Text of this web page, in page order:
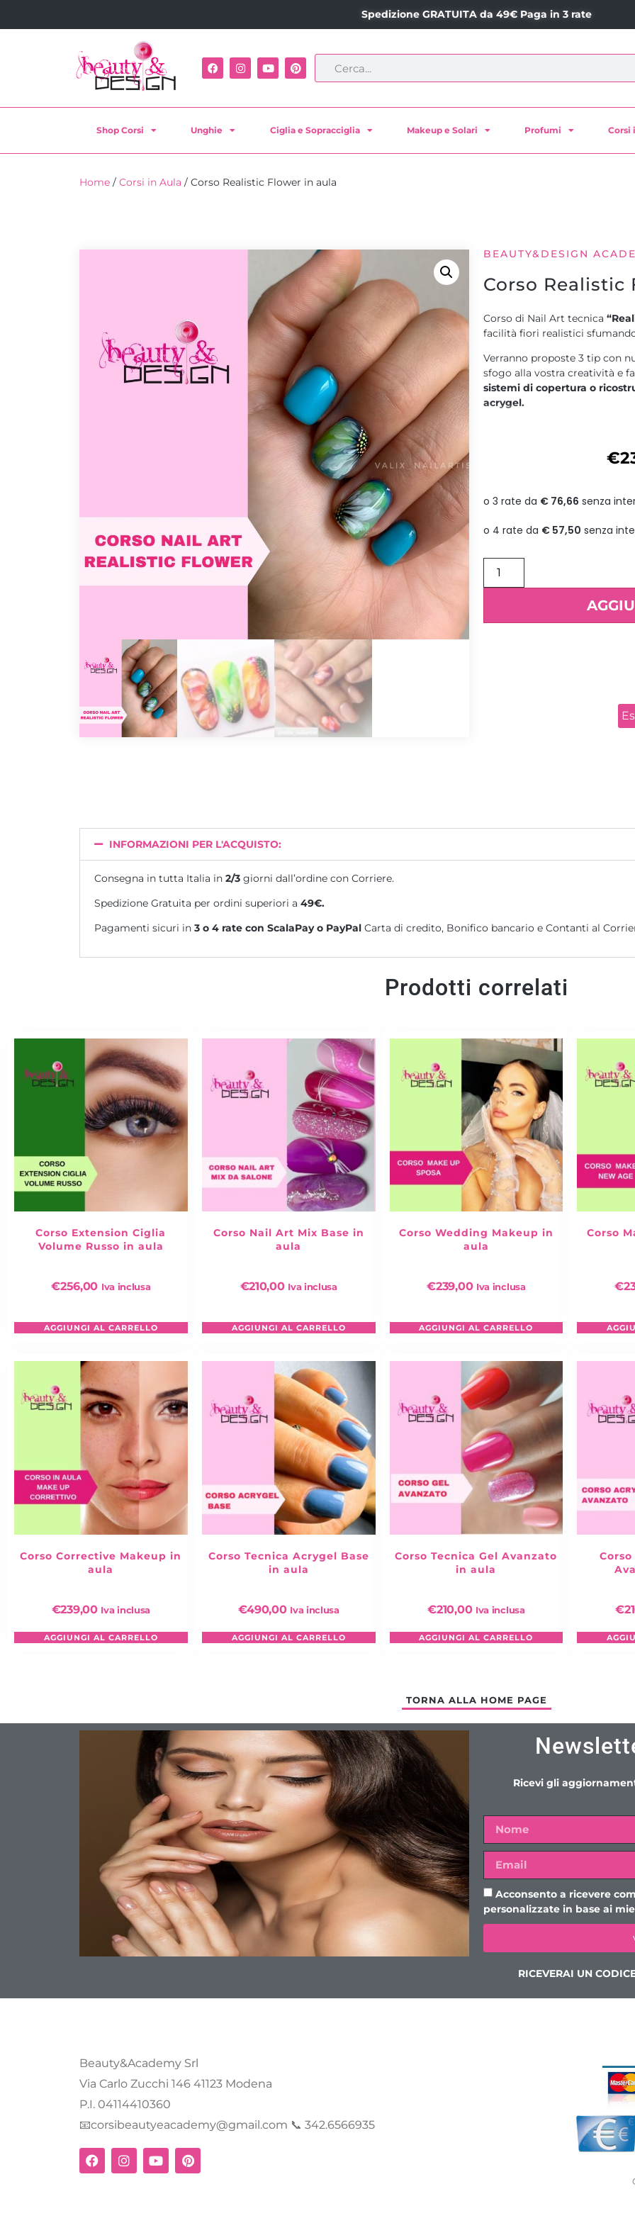
Spedizione GRATUITA da 49€ Paga in 3 rate
Shop Corsi Unghie Ciglia e Sopracciglia Makeup e Solari Profumi Corsi
Home / Corsi in Aula / Corso Realistic Flower in aula
BEAUTY&DESIGN
Corso Realistic
Corso di Nail Art tecnica
facilità fiori realistici
Verranno proposte 3 tip con
sfogo alla vostra creatività e
sistemi di copertura o
acrygel.
Tip centro fiore in alto
Tip centro fiore in basso
Parte pratica: su tip.
A fine corso verrà rilasciato
€
INFORMAZIONI PER L'ACQUISTO:
Consegna in tutta Italia in 2/3 giorni dall’ordine con Corriere.
Spedizione Gratuita per ordini superiori a 49€.
Pagamenti sicuri in 3 o 4 rate con ScalaPay o PayPal Carta di credito, Bonifico bancario e Contanti al
Prodotti correlati
Corso Extension Ciglia
Volume Russo in aula
€256,00 Iva inclusa
AGGIUNGI AL CARRELLO
Corso Nail Art Mix Base in
aula
€210,00 Iva inclusa
AGGIUNGI AL CARRELLO
Corso Wedding Makeup in
aula
€239,00 Iva inclusa
AGGIUNGI AL CARRELLO
Corso
€
Corso Corrective Makeup in
aula
€239,00 Iva inclusa
AGGIUNGI AL CARRELLO
Corso Tecnica Acrygel Base
in aula
€490,00 Iva inclusa
AGGIUNGI AL CARRELLO
Corso Tecnica Gel Avanzato
in aula
€210,00 Iva inclusa
AGGIUNGI AL CARRELLO
€
TORNA ALLA HOME PAGE
Ricevi gli
Acconsento a ricevere
personalizzate in base ai
RICEVERAI UN
Beauty&Academy Srl
Via Carlo Zucchi 146 41123 Modena
P.I. 04114410360
📧corsibeautyeacademy@gmail.com 📞 342.6566935